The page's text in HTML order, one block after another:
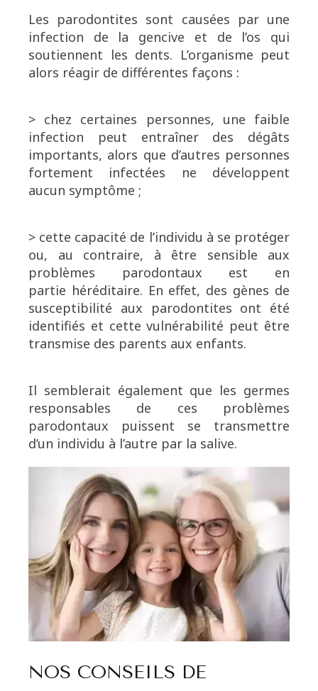
Les parodontites sont causées par une
infection de la gencive et de l’os qui
soutiennent les dents. L’organisme peut
alors réagir de différentes façons :
> chez certaines personnes, une faible
infection peut entraîner des dégâts
importants, alors que d’autres personnes
fortement infectées ne développent
aucun symptôme ;
> cette capacité de l’individu à se protéger
ou, au contraire, à être sensible aux
problèmes parodontaux est en
partie héréditaire. En effet, des gènes de
susceptibilité aux parodontites ont été
identifiés et cette vulnérabilité peut être
transmise des parents aux enfants.
Il semblerait également que les germes
responsables de ces problèmes
parodontaux puissent se transmettre
d’un individu à l’autre par la salive.
NOS CONSEILS DE